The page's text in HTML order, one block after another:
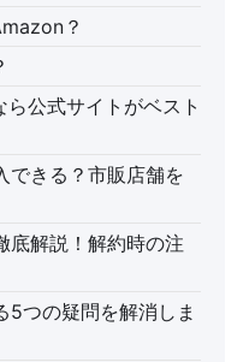
？
公式サイトがベスト
できる？市販店舗を
底解説！解約時の注
5つの疑問を解消しま